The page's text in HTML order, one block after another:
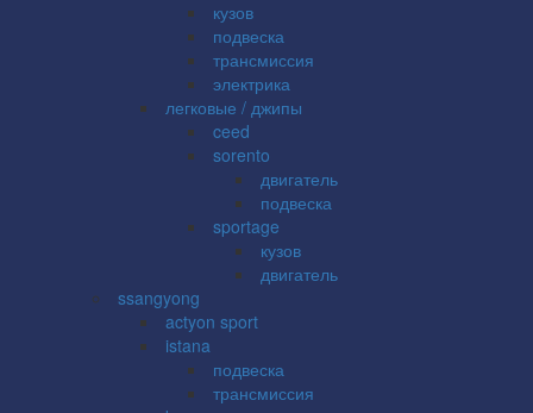
кузов
подвеска
трансмиссия
электрика
легковые / джипы
ceed
sorento
двигатель
подвеска
sportage
кузов
двигатель
ssangyong
actyon sport
istana
подвеска
трансмиссия